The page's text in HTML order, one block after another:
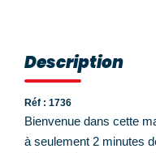
Description
Réf : 1736
Bienvenue dans cette
à seulement 2 minutes